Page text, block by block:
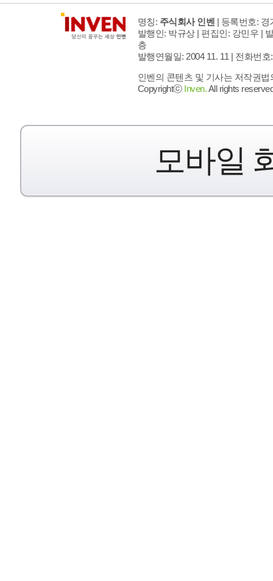
명칭: 주식회사 인벤 | 등록번호: 경
발행인: 박규상 | 편집인: 강민우 |
층
발행연월일: 2004 11. 11 | 전화번호
인벤의 콘텐츠 및 기사는 저작권
Copyrightⓒ Inven.All rights
모바일